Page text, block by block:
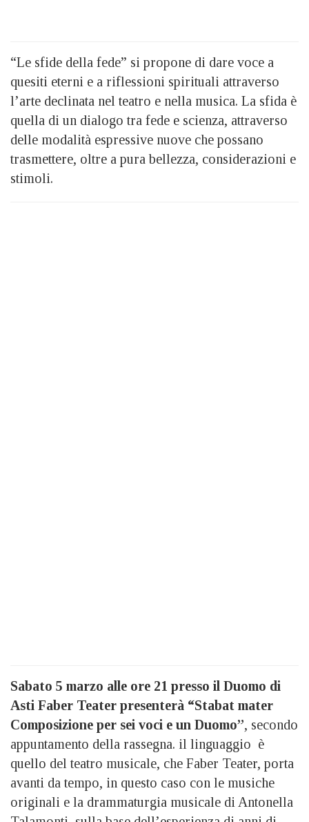
“Le sfide della fede” si propone di dare voce a
quesiti eterni e a riflessioni spirituali attraverso
l’arte declinata nel teatro e nella musica. La sfida è
quella di un dialogo tra fede e scienza, attraverso
delle modalità espressive nuove che possano
trasmettere, oltre a pura bellezza, considerazioni e
stimoli.
Sabato 5 marzo alle ore 21 presso il Duomo di
Asti Faber Teater presenterà “Stabat mater
Composizione per sei voci e un Duomo”, secondo
appuntamento della rassegna. il linguaggio è
quello del teatro musicale, che Faber Teater, porta
avanti da tempo, in questo caso con le musiche
originali e la drammaturgia musicale di Antonella